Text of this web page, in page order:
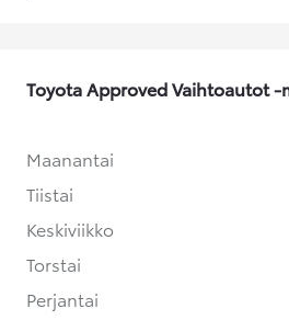
Toyota Approved Vaihtoautot -
Maanantai
Tiistai
Keskiviikko
Torstai
Perjantai